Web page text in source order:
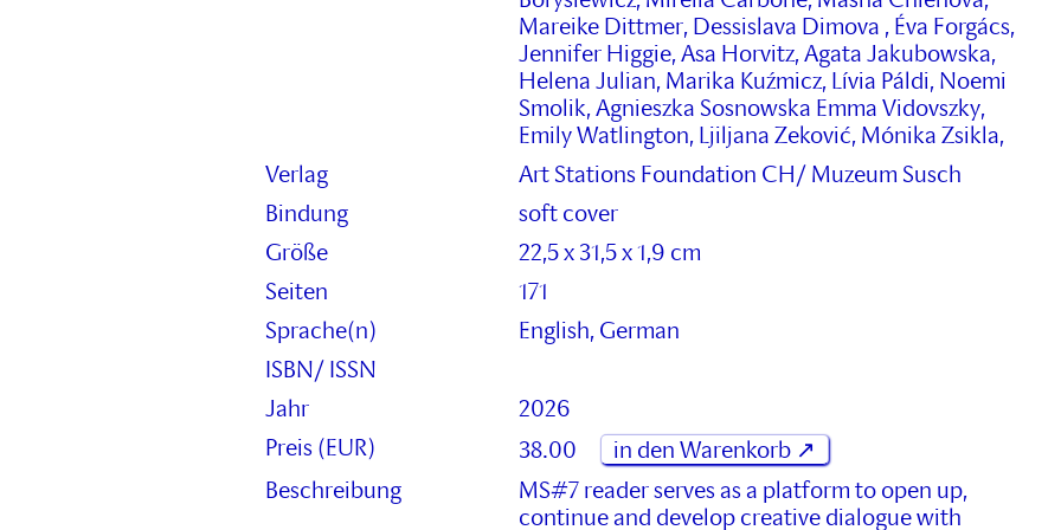
weitreichenden Ausstellungstätigkeit und
gründete 1974 zusammen mit anderen die
feministische Künstlerinnengruppe Gruppo
Feminist Immagine di Varese, mit der sie u.a. auf
der Biennale von Venedig 1978 ausstellte. Ihre
Werke werden heute weltweit gewürdigt und auf
wichtigen feministischen Kunstausstellungen
gezeigt, wie The Unexpected Subject: 1978 - Art
and Feminism in Italy im FM Centre for
Contemporary Art in Mailand und Cooking,
Cleaning, Caring: Care Work in the Arts Since 1960
im Josef Albers Museum Quadrat in Bottrop.
Mareike Dittmer, Dessislava Dimova , Éva Forgács,
Jennifer Higgie, Asa Horvitz, Agata Jakubowska,
Helena Julian, Marika Kuźmicz, Lívia Páldi, Noemi
Smolik, Agnieszka Sosnowska Emma Vidovszky,
Emily Watlington, Ljiljana Zeković, Mónika Zsikla,
Verlag
Art Stations Foundation CH/ Muzeum Susch
Bindung
soft cover
Größe
22,5 x 31,5 x 1,9 cm
Seiten
171
Sprache(n)
English, German
ISBN/ ISSN
Jahr
2026
Preis (EUR)
38.00
in den Warenkorb ↗
Beschreibung
MS#7 reader serves as a platform to open up,
continue and develop creative dialogue with